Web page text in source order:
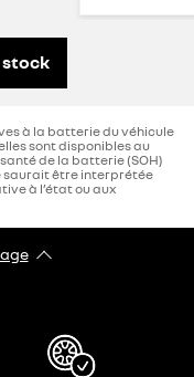
stock
à la batterie du véhicule
sont disponibles au
de la batterie (SOH)
saurait être interprétée
à l’état ou aux